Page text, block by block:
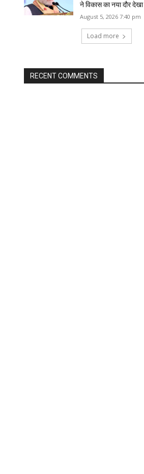
ने विकास का नया दौर देखा
August 5, 2026 7:40 pm
Load more
RECENT COMMENTS